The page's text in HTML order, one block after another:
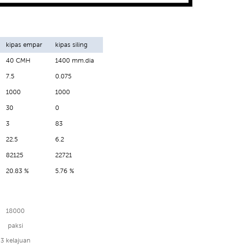
kipas empar kipas siling
40 CMH 1400 mm.dia
7.5 0.075
1000 1000
30 0
3 83
22.5 6.2
82125 22721
20.83 % 5.76 %
18000
paksi
3 kelajuan